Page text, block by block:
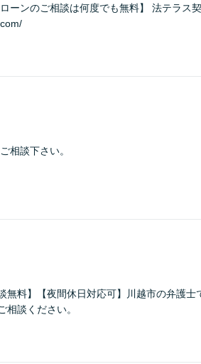
ーンのご相談は何度でも無料】 法テラス
相談下さい。
無料】【夜間休日対応可】川越市の弁護士
談ください。